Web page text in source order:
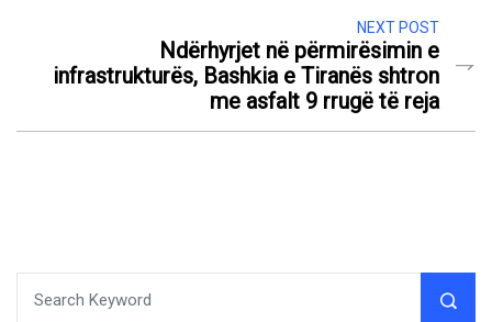
NEXT POST
Ndërhyrjet në përmirësimin e
infrastrukturës, Bashkia e Tiranës shtron
me asfalt 9 rrugë të reja